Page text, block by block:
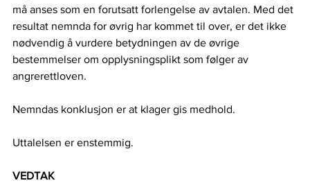
må anses som en forutsatt forlengelse av avtalen. Med det
resultat nemnda for øvrig har kommet til over, er det ikke
nødvendig å vurdere betydningen av de øvrige
bestemmelser om opplysningsplikt som følger av
angrerettloven.
Nemndas konklusjon er at klager gis medhold.
Uttalelsen er enstemmig.
VEDTAK